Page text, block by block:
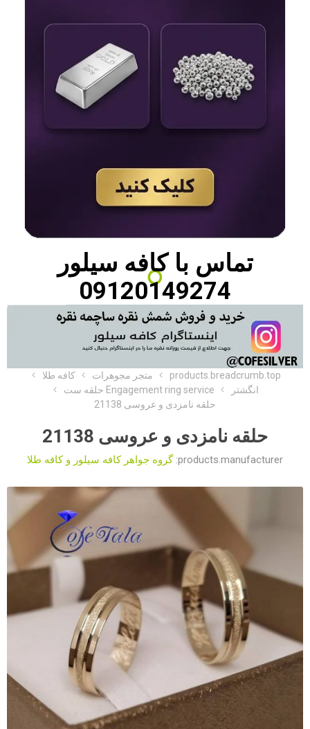
تماس باکافه سیلور
09120149274
products.breadcrumb.top متجر مجوهرات
کافه طلا
انگشتر
Engagement ring service حلقه ست
حلقه نامزدی و عروسی 21138
حلقه نامزدی و عروسی 21138
products.manufacturer: گروه جواهر کافه سیلور و کافه طلا